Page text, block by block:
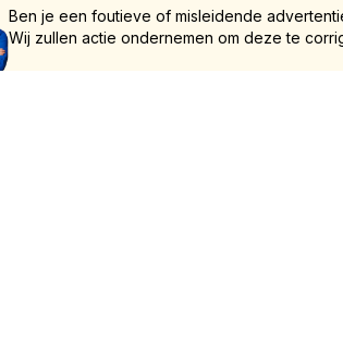
Ben je een foutieve of misleidende
Wij zullen actie ondernemen om deze te